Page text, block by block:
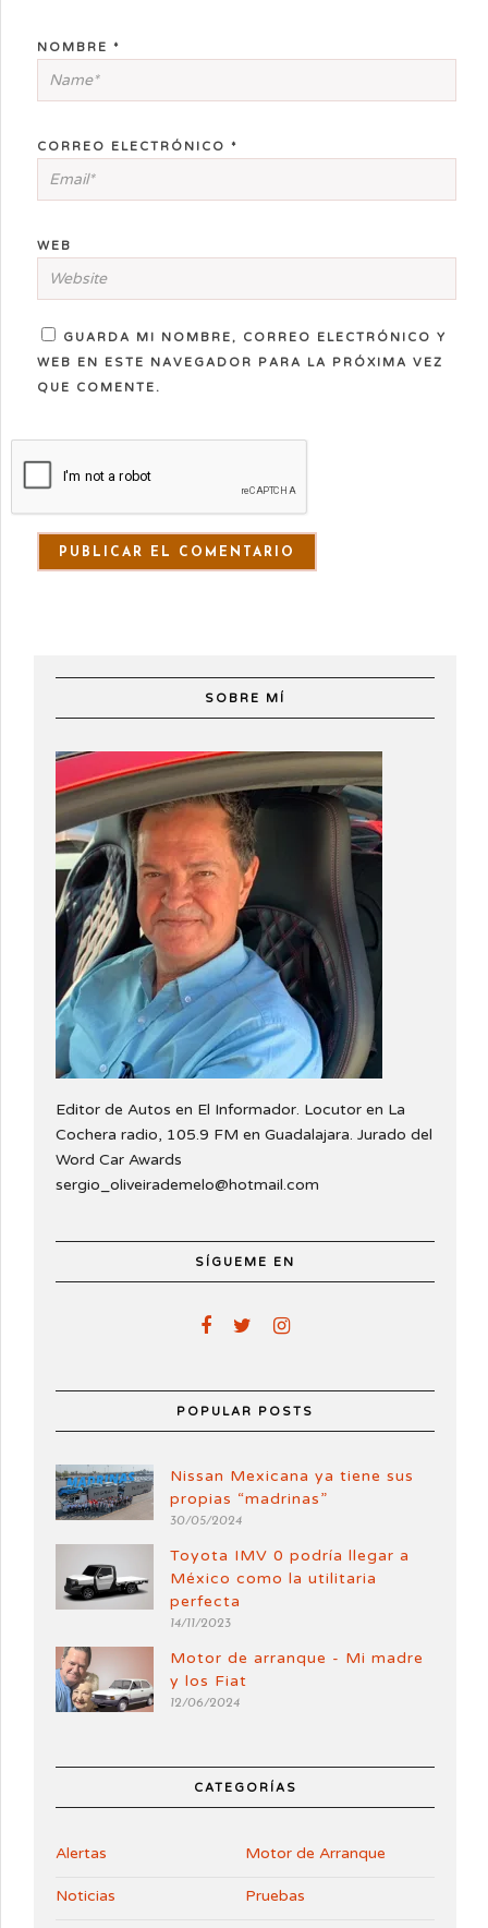
NOMBRE *
CORREO ELECTRÓNICO *
WEB
GUARDA MI NOMBRE, CORREO ELECTRÓNICO Y
WEB EN ESTE NAVEGADOR PARA LA PRÓXIMA VEZ
QUE COMENTE.
SOBRE MÍ
Editor de Autos en El Informador. Locutor en La
Cochera radio, 105.9 FM en Guadalajara. Jurado del
Word Car Awards
sergio_oliveirademelo@hotmail.com
SÍGUEME EN
POPULAR POSTS
Nissan Mexicana ya tiene sus
propias “madrinas”
30/05/2024
Toyota IMV 0 podría llegar a
México como la utilitaria
perfecta
14/11/2023
Motor de arranque - Mi madre
y los Fiat
12/06/2024
CATEGORÍAS
Alertas Motor de Arranque
Noticias Pruebas